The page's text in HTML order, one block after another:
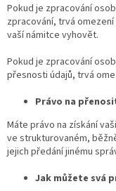
Pokud je zpracování
zpracování, trvá
vaší námitce vyhovět.
Pokud je zpracování
přesnosti údajů, trvá
Právo na
Máte právo na získání
ve strukturovaném,
jejich předání jinému
Jak můžete svá